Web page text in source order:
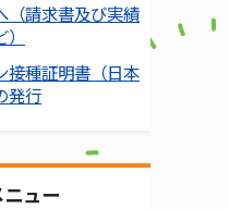
（請求書及び実績
接種証明書（日本
発行
ュー